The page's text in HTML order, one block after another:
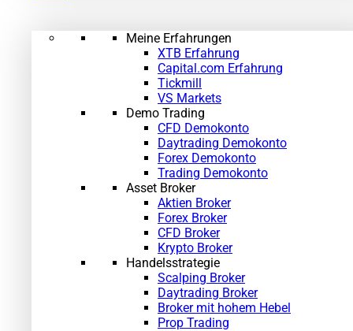
Meine Erfahrungen
XTB Erfahrung
Capital.com Erfahrung
Tickmill
VS Markets
Demo Trading
CFD Demokonto
Daytrading Demokonto
Forex Demokonto
Trading Demokonto
Asset Broker
Aktien Broker
Forex Broker
CFD Broker
Krypto Broker
Handelsstrategie
Scalping Broker
Daytrading Broker
Broker mit hohem Hebel
Prop Trading